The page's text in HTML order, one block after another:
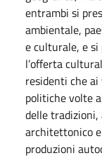
entrambi si
ambientale,
e culturale, e si
l’offerta
residenti che
politiche volte
delle tradizioni,
architettonico
produzioni